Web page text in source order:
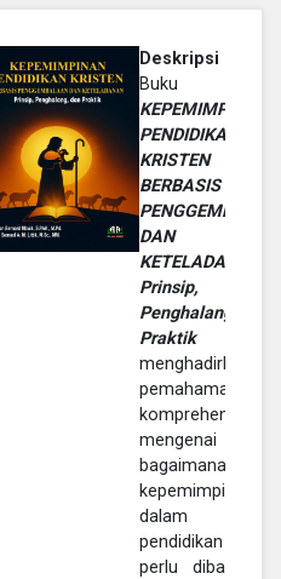
Deskripsi :
Buku
KEPEMIMPINAN
PENDIDIKAN
KRISTEN
BERBASIS
DAN
KETELADANAN:
Prinsip,
Penghalang,
Praktik
menghadirkan
pemahaman
komprehensif
mengenai
bagaimana
kepemimpinan
dalam
pendidikan
perlu dibangun